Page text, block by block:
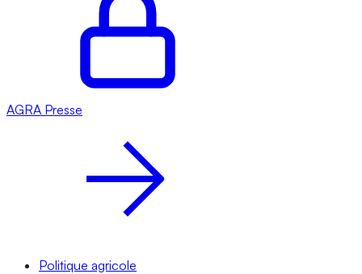
AGRA Presse
Politique agricole